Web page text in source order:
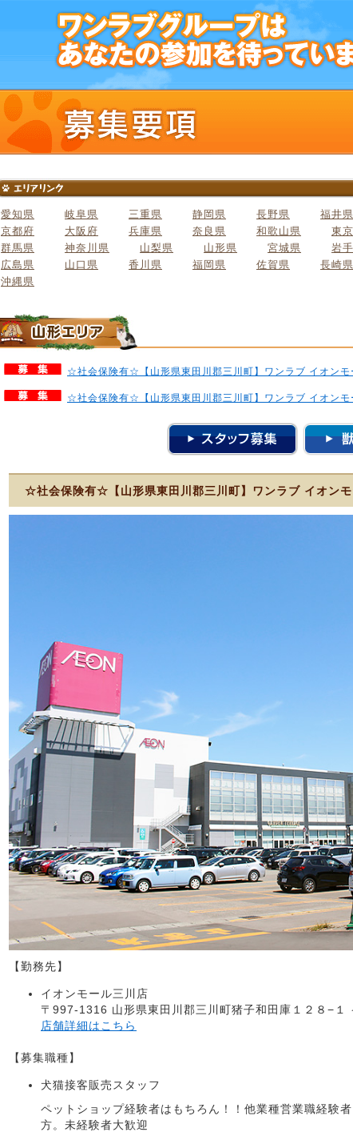
愛知県 岐阜県 三重県 静岡県 長野県 福井県
京都府
大阪府 兵庫県 奈良県 和歌山県 東
群馬県
神奈川県 山梨県 山形県 宮城県 岩
広島県
山口県 香川県 福岡県 佐賀県 長崎県
沖縄県
☆社会保険有☆【山形県東田川郡三川町】ワンラブ イオン
☆社会保険有☆【山形県東田川郡三川町】ワンラブ イオン
☆社会保険有☆【山形県東田川郡三川町】ワンラブ イオン
【勤務先】
イオンモール三川店
〒997-1316 山形県東田川郡三川町猪子和田庫１２８−１
店舗詳細はこちら
【募集職種】
犬猫接客販売スタッフ
ペットショップ経験者はもちろん！！他業種営業職経験
方。未経験者大歓迎